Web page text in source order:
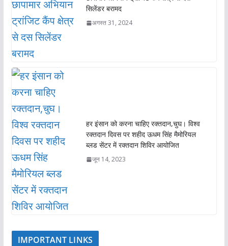
सिलेंडर बरामद
अगस्त 31, 2024
हर इंसान को करना चाहिए रक्तदान,चुघ। विश्व
रक्तदान दिवस पर शहीद ऊधम सिंह मैमोरियल
ब्लड सेंटर में रक्तदान शिविर आयोजित
जून 14, 2023
IMPORTANT LINKS